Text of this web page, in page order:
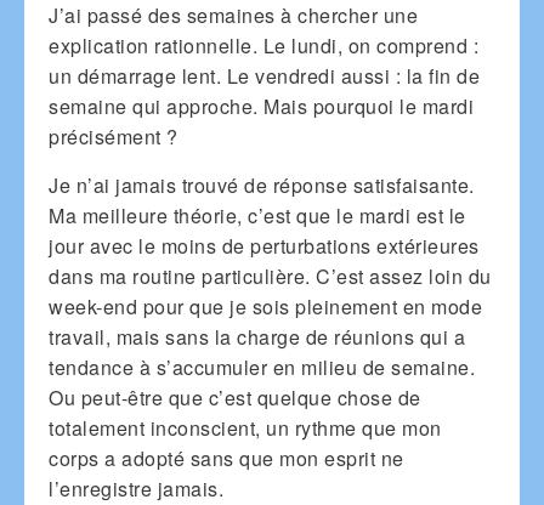
J’ai passé des semaines à chercher une
explication rationnelle. Le lundi, on comprend :
un démarrage lent. Le vendredi aussi : la fin de
semaine qui approche. Mais pourquoi le mardi
précisément ?
Je n’ai jamais trouvé de réponse satisfaisante.
Ma meilleure théorie, c’est que le mardi est le
jour avec le moins de perturbations extérieures
dans ma routine particulière. C’est assez loin du
week-end pour que je sois pleinement en mode
travail, mais sans la charge de réunions qui a
tendance à s’accumuler en milieu de semaine.
Ou peut-être que c’est quelque chose de
totalement inconscient, un rythme que mon
corps a adopté sans que mon esprit ne
l’enregistre jamais.